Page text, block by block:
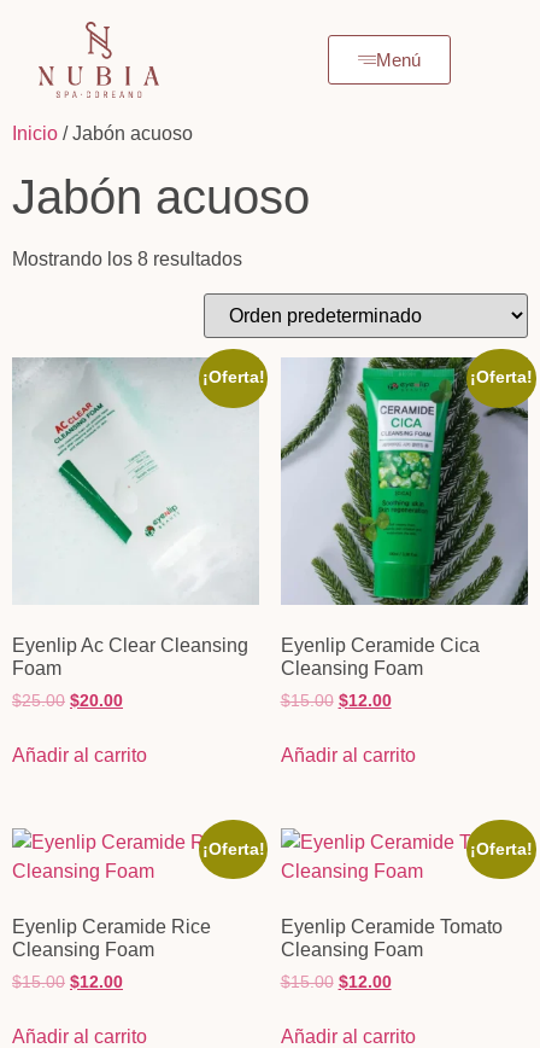
Menú
Inicio / Jabón acuoso
Jabón acuoso
Mostrando los 8 resultados
¡Oferta!
Eyenlip Ac Clear Cleansing
Foam
$25.00 $20.00
Añadir al carrito
¡Oferta!
Eyenlip Ceramide Cica
Cleansing Foam
$15.00 $12.00
Añadir al carrito
¡Oferta!
Eyenlip Ceramide Rice
Cleansing Foam
$15.00 $12.00
Añadir al carrito
¡Oferta!
Eyenlip Ceramide Tomato
Cleansing Foam
$15.00 $12.00
Añadir al carrito